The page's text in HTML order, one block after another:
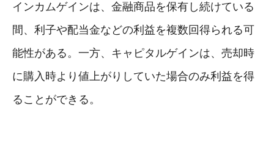
インカムゲインは、金融商品を保有し続けている
間、利子や配当金などの利益を複数回得られる可
能性がある。一方、キャピタルゲインは、売却時
に購入時より値上がりしていた場合のみ利益を得
ることができる。